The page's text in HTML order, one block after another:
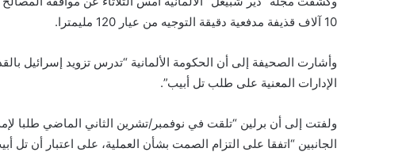
10 آلاف قذيفة مدفعية دقيقة التوجيه من عيار 120 مليمترا.
وأشارت الصحيفة إلى أن الحكومة الألمانية “تدرس تزويد إسرائيل
الإدارات المعنية على طلب تل أبيب”.
ولفتت إلى أن برلين “تلقت في نوفمبر/تشرين الثاني الماضي طلبا
الجانبين “اتفقا على التزام الصمت بشأن العملية، على اعتبار أن تل